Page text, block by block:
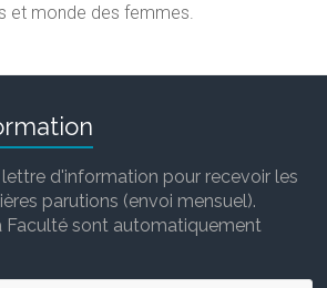
et monde des femmes.
d'information pour recevoir les
parutions (envoi mensuel).
Faculté sont automatiquement